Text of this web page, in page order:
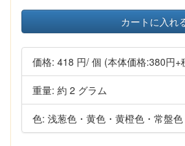
カートに入れ
価格: 418 円/ 個 (本体価格:380円+
重量: 約 2 グラム
色: 浅葱色・黄色・黄橙色・常盤